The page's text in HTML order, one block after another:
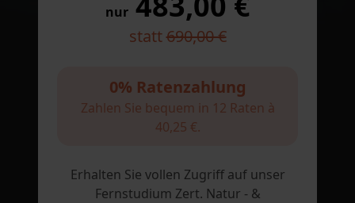
nur
statt690,00 €
0% Ratenzahlung
Zahlen Sie bequem in 12 Raten à
40,25 €.
Erhalten Sie vollen Zugriff auf unser
Fernstudium Zert. Natur - &